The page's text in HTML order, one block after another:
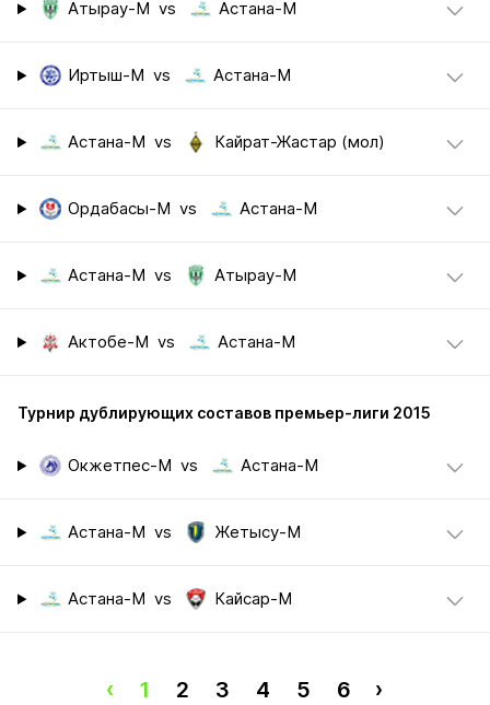
Атырау-М vs Астана-М
Иртыш-М vs Астана-М
Астана-М vs Кайрат-Жастар (мол)
Ордабасы-М vs Астана-М
Астана-М vs Атырау-М
Актобе-М vs Астана-М
Турнир дублирующих составов премьер-лиги 2015
Окжетпес-М vs Астана-М
Астана-М vs Жетысу-М
Астана-М vs Кайсар-М
‹ 1 2 3 4 5 6 ›